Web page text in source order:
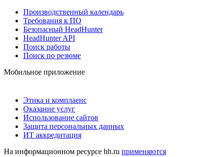
Производственный календарь
Требования к ПО
Безопасный HeadHunter
HeadHunter API
Поиск работы
Поиск по резюме
Мобильное приложение
Этика и комплаенс
Оказание услуг
Использование сайтов
Защита персональных данных
ИТ аккредитация
На информационном ресурсе hh.ru применяются